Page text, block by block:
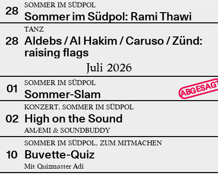
28
SOMMER IM SÜDPOL
Sommer im Südpol: Rami Thawi
28
TANZ
Aldebs / Al Hakim / Caruso / Zünd:
raising flags
Juli 2026
01 SOMMER IM SÜDPOL
Sommer-Slam
02
KONZERT, SOMMER IM SÜDPOL
High on the Sound
AMÆMI & SOUNDBUDDY
10
SOMMER IM SÜDPOL, ZUM MITMACHEN
Buvette-Quiz
Mit Quizmaster Adi